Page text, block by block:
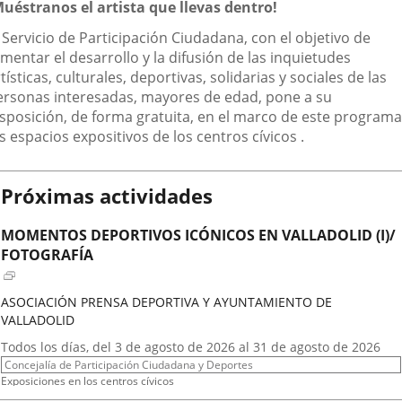
aplicación
externa.
aplicación
externa.
el artista que llevas dentro!
Servicio de Participación Ciudadana, con el objetivo de
el desarrollo y la difusión de las inquietudes
culturales, deportivas, solidarias y sociales de las
interesadas, mayores de edad, pone a su
de forma gratuita, en el marco de este
espacios expositivos de los centros cívicos .
Próximas actividades
MOMENTOS DEPORTIVOS ICÓNICOS EN VALLADOLID (I)/
FOTOGRAFÍA
ASOCIACIÓN PRENSA DEPORTIVA Y AYUNTAMIENTO DE
VALLADOLID
Fechas
del
evento
Todos los días, del 3 de agosto de 2026 al 31 de agosto de 2026
Organizador
de
Concejalía de Participación Ciudadana y Deportes
Programa
Exposiciones en los centros cívicos
Centro Cívico Científico José Antonio Valverde